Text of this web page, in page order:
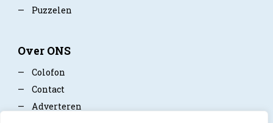
—
Puzzelen
Over ONS
—
Colofon
—
Contact
—
Adverteren